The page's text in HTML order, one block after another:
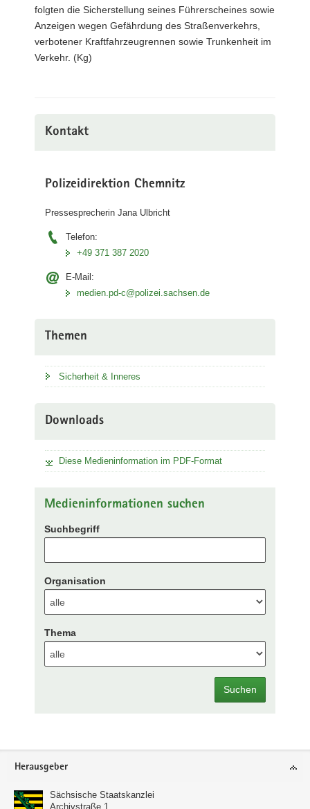
folgten die Sicherstellung seines Führerscheines sowie
Anzeigen wegen Gefährdung des Straßenverkehrs,
verbotener Kraftfahrzeugrennen sowie Trunkenheit im
Verkehr. (Kg)
Kontakt
Polizeidirektion Chemnitz
Pressesprecherin Jana Ulbricht
Telefon:
+49 371 387 2020
E-Mail:
medien.pd-c@polizei.sachsen.de
Themen
Sicherheit & Inneres
Downloads
Diese Medieninformation im PDF-Format
Medieninformationen suchen
Suchbegriff
Organisation
Thema
Suchen
Footer-
Herausgeber
Sächsische Staatskanzlei
Archivstraße 1